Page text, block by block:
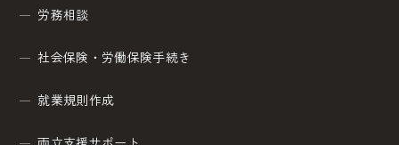
労務相談
社会保険・労働保険手続き
就業規則作成